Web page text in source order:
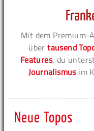
Mit dem Premium-
übertausend
Features, du
Journalismusim
Neue Topos